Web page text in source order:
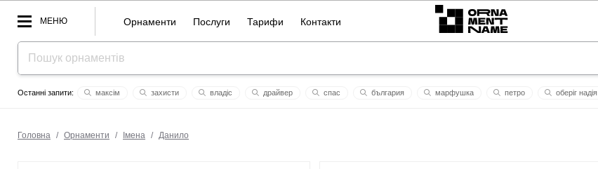
МЕНЮ Орнаменти Послуги Тарифи Контакти
максім захисти владіс драйвер спас българия марфушка петро оберіг надія
Головна / Орнаменти / Імена / Данило